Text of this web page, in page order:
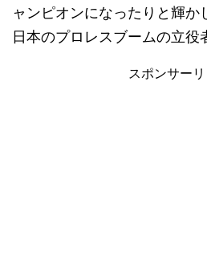
ャンピオンになったりと輝か
日本のプロレスブームの立役
スポンサー